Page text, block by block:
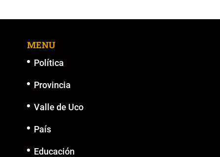
MENU
Política
Provincia
Valle de Uco
País
Educación